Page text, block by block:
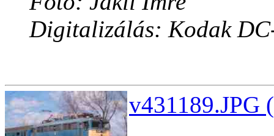
Digitalizálás: Kodak
v431189.JPG